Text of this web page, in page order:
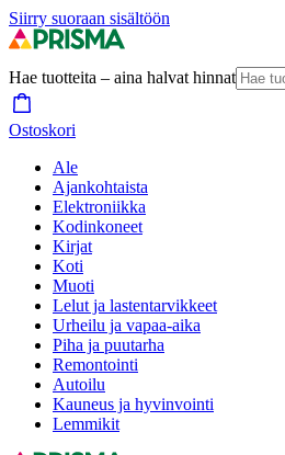
Siirry suoraan sisältöön
Hae tuotteita – aina halvat hinnat
Ostoskori
Ale
Ajankohtaista
Elektroniikka
Kodinkoneet
Kirjat
Koti
Muoti
Lelut ja lastentarvikkeet
Urheilu ja vapaa-aika
Piha ja puutarha
Remontointi
Autoilu
Kauneus ja hyvinvointi
Lemmikit